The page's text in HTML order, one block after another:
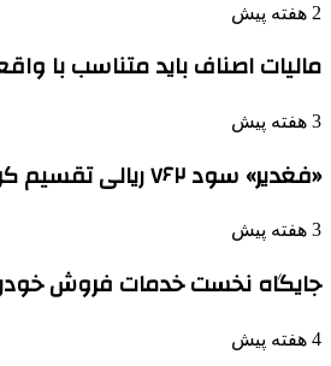
2 هفته پیش
مالیات اصناف باید متناسب با
3 هفته پیش
«فغدیر» سود ۷۶۲ ریالی تقسیم کرد
3 هفته پیش
جایگاه نخست خدمات فروش
4 هفته پیش